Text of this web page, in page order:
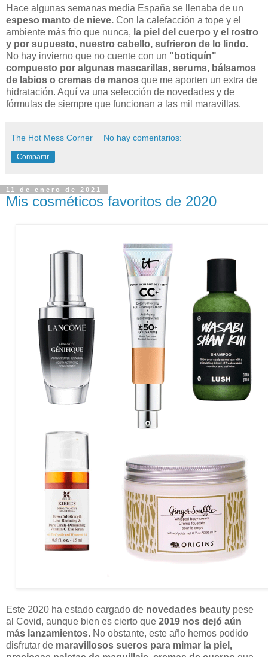
Hace algunas semanas media España se llenaba de un
espeso manto de nieve. Con la calefacción a tope y el
ambiente más frío que nunca, la piel del cuerpo y el rostro
y por supuesto, nuestro cabello, sufrieron de lo lindo.
No hay invierno que no cuente con un "botiquín"
compuesto por algunas mascarillas, serums, bálsamos
de labios o cremas de manos que me aporten un extra de
hidratación. Aquí va una selección de novedades y de
fórmulas de siempre que funcionan a las mil maravillas.
The Hot Mess Corner No hay comentarios:
Compartir
11 de enero de 2021
Mis cosméticos favoritos de 2020
Este 2020 ha estado cargado de novedades beauty pese
al Covid, aunque bien es cierto que 2019 nos dejó aún
más lanzamientos. No obstante, este año hemos podido
disfrutar de maravillosos sueros para mimar la piel,